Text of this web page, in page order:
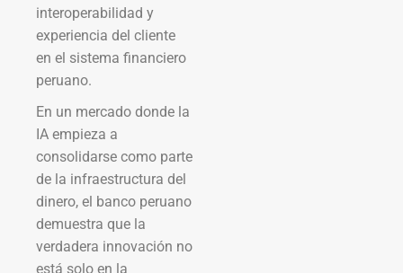
interoperabilidad y
experiencia del cliente
en el sistema financiero
peruano.
En un mercado donde la
IA empieza a
consolidarse como parte
de la infraestructura del
dinero, el banco peruano
demuestra que la
verdadera innovación no
está solo en la